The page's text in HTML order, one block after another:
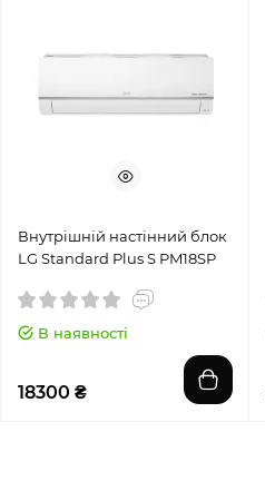
Внутрішній настінний блок
LG Standard Plus S PM18SP
В наявності
18300 ₴